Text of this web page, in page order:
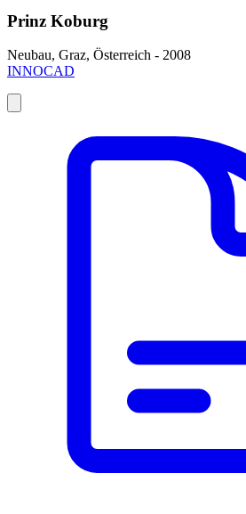
Prinz Koburg
Neubau, Graz, Österreich - 2008
INNOCAD